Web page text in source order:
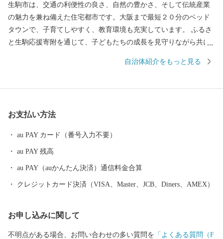
生駒市は、交通の利便性の良さ、自然の豊かさ、そして伝統産業
の魅力を兼ね備えた住宅都市です。大阪まで最短２０分のベッド
タウンで、子育てしやすく、教育環境も充実しています。 ふるさ
と生駒応援寄附を通じて、子どもたちの成長を見守りながら共に
自治体紹介をもっと見る
お支払い方法
au PAY カード（番号入力不要）
au PAY 残高
au PAY（auかんたん決済）通信料金合算
クレジットカード決済（VISA、Master、JCB、Diners、AMEX）
お申し込みに関して
不明点がある場合、お問い合わせの多い質問を 「よくある質問（F